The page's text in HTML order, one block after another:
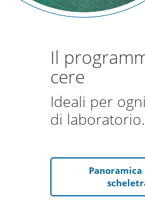
Il
cere
Ideali per
di laboratorio.